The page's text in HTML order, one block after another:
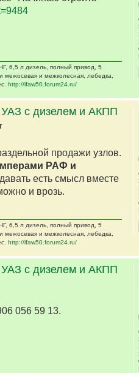
6,5 л дизель, полный привод, 5
межосевая и межколесная, лебедка,
http://ifaw50.forum24.ru/
с дизелем и АКПП
продажи узлов.
РАФ и
есть смысл вместе
и врозь.
6,5 л дизель, полный привод, 5
межосевая и межколесная, лебедка,
http://ifaw50.forum24.ru/
с дизелем и АКПП
056 59 13.